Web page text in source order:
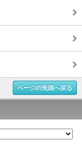
ページの先頭へ戻る